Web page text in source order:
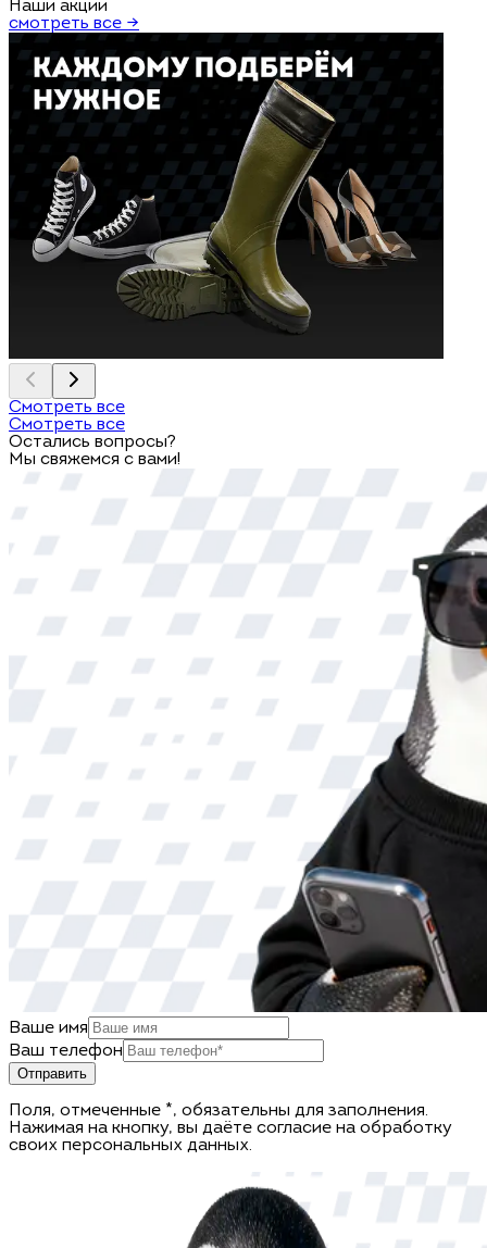
Наши акции
смотреть все →
Смотреть все
Смотреть все
Остались вопросы?
Мы свяжемся с вами!
Ваше имя
Ваш телефон
Отправить
Поля, отмеченные *, обязательны для заполнения.
Нажимая на кнопку, вы даёте согласие на обработку
своих персональных данных.